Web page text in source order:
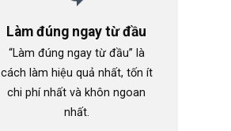
Làm đúng ngay từ đầu
“Làm đúng ngay từ đầu” là
cách làm hiệu quả nhất, tốn ít
chi phí nhất và khôn ngoan
nhất.